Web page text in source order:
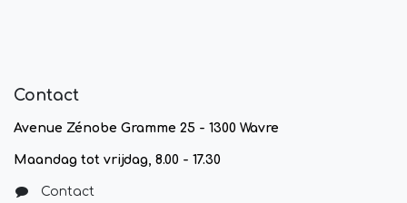
Contact
Avenue Zénobe Gramme 25 - 1300 Wavre
Maandag tot vrijdag, 8.00 - 17.30
Contact